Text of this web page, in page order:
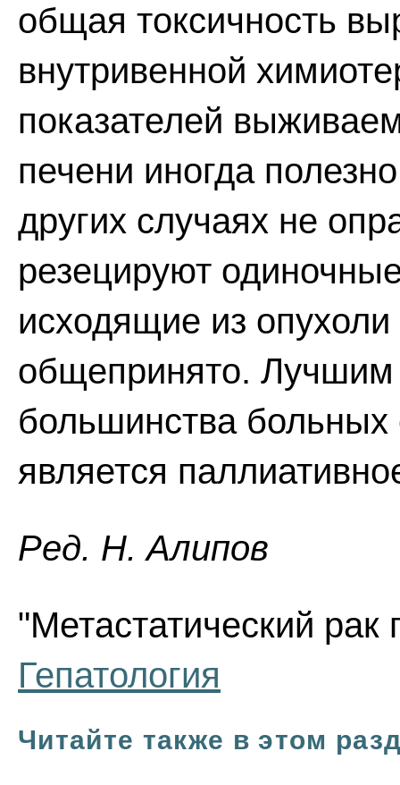
общая токсичность
внутривенной
показателей
печени иногда
других случаях не
резецируют
исходящие из опухоли
общепринято. Лучшим
большинства
является
Ред. Н. Алипов
"Метастатический рак
Гепатология
Читайте также в этом